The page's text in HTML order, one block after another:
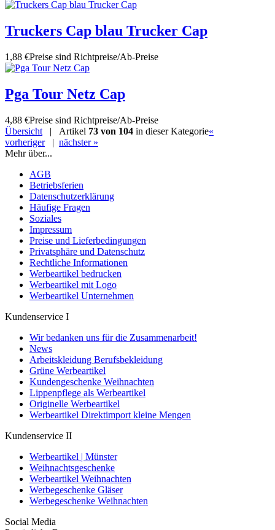
Truckers Cap blau Trucker Cap
1,88 €Preise sind Richtpreise/Ab-Preise
Pga Tour Netz Cap
4,88 €Preise sind Richtpreise/Ab-Preise
Übersicht | Artikel 73 von 104 in dieser Kategorie«
vorheriger| nächster »
Mehr über...
AGB
Betriebsferien
Datenschutzerklärung
Häufige Fragen
Soziales
Impressum
Preise und Lieferbedingungen
Privatsphäre und Datenschutz
Rechtliche Informationen
Werbeartikel bedrucken
Werbeartikel mit Logo
Werbeartikel Unternehmen
Kundenservice I
Wir bedanken uns für die Zusammenarbeit!
News
Arbeitskleidung Berufsbekleidung
Grüne Werbeartikel
Kundengeschenke Weihnachten
Lippenpflege als Werbeartikel
Originelle Werbeartikel
Werbeartikel Direktimport kleine Mengen
Kundenservice II
Werbeartikel | Münster
Weihnachtsgeschenke
Werbeartikel Weihnachten
Werbegeschenke Gläser
Werbegeschenke Weihnachten
Social Media